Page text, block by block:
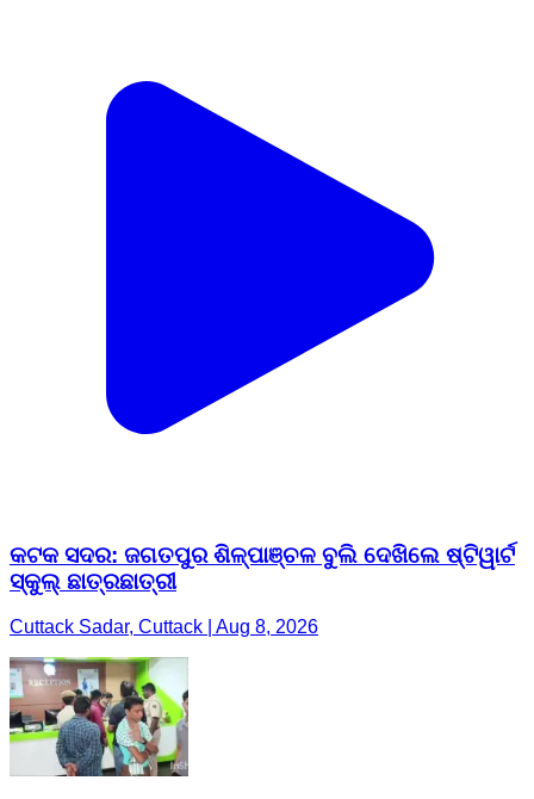
କଟକ ସଦର: ଜଗତପୁର ଶିଳ୍ପାଞ୍ଚଳ ବୁଲି ଦେଖିଲେ ଷ୍ଟିୱାର୍ଟ
ସ୍କୁଲ୍ ଛାତ୍ରଛାତ୍ରୀ
Cuttack Sadar, Cuttack | Aug 8, 2026